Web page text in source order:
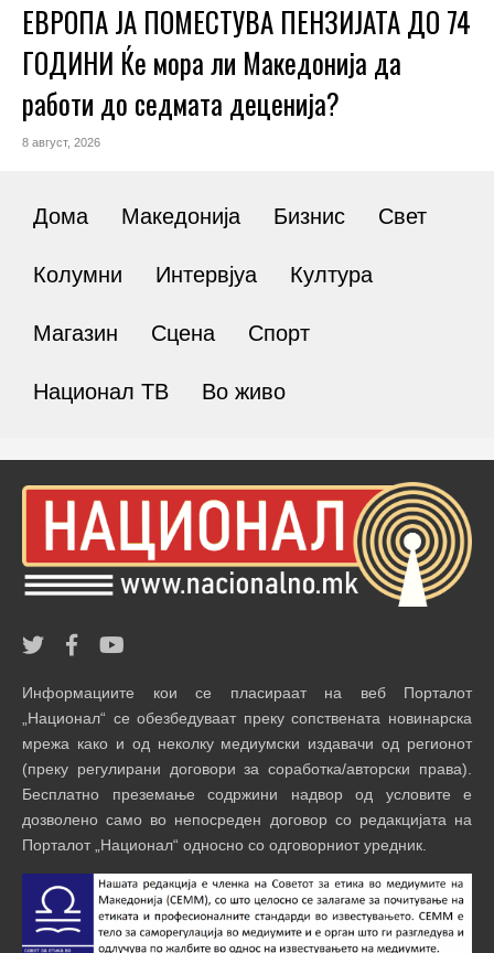
ЕВРОПА ЈА ПОМЕСТУВА ПЕНЗИЈАТА ДО 74
ГОДИНИ Ќе мора ли Македонија да
работи до седмата деценија?
8 август, 2026
Дома Македонија Бизнис Свет
Колумни Интервјуа Култура
Магазин Сцена Спорт
Национал ТВ Во живо
Информациите кои се пласираат на веб Порталот
„Национал“ се обезбедуваат преку сопствената новинарска
мрежа како и од неколку медиумски издавачи од регионот
(преку регулирани договори за соработка/авторски права).
Бесплатно преземање содржини надвор од условите е
дозволено само во непосреден договор со редакцијата на
Порталот „Национал“ односно со одговорниот уредник.